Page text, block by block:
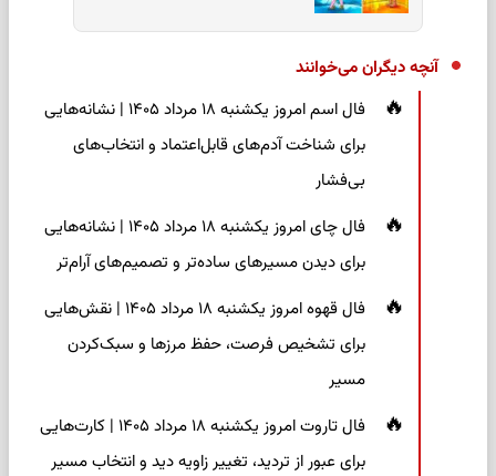
آنچه دیگران می‌خوانند
فال اسم امروز یکشنبه ۱۸ مرداد ۱۴۰۵ | نشانه‌هایی
برای شناخت آدم‌های قابل‌اعتماد و انتخاب‌های
بی‌فشار
فال چای امروز یکشنبه ۱۸ مرداد ۱۴۰۵ | نشانه‌هایی
برای دیدن مسیرهای ساده‌تر و تصمیم‌های آرام‌تر
فال قهوه امروز یکشنبه ۱۸ مرداد ۱۴۰۵ | نقش‌هایی
برای تشخیص فرصت، حفظ مرزها و سبک‌کردن
مسیر
فال تاروت امروز یکشنبه ۱۸ مرداد ۱۴۰۵ | کارت‌هایی
برای عبور از تردید، تغییر زاویه دید و انتخاب مسیر